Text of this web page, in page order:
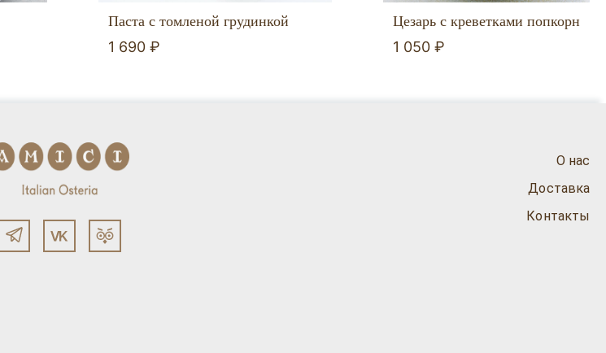
Паста с томленой грудинкой
1 690 ₽
Цезарь с креветками попкорн
1 050 ₽
О нас
Доставка
Контакты